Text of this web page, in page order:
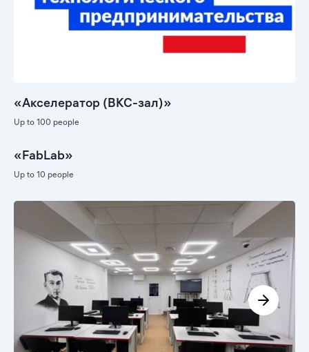
«Акселератор (ВКС-зал)»
Up to 100 people
«FabLab»
Up to 10 people